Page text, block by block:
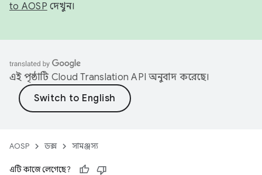
to AOSP দেখুন।
এই পৃষ্ঠাটি Cloud Translation API অনুবাদ করেছে।
AOSP ডক্স সামঞ্জস্য
এটি কাজে লেগেছে?